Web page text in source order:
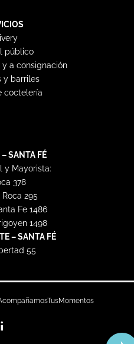
público
a consignación
y barriles
coctelería
– SANTA FÉ
y Mayorista:
378
Roca 295
Fe 1486
1498
– SANTA FÉ
55